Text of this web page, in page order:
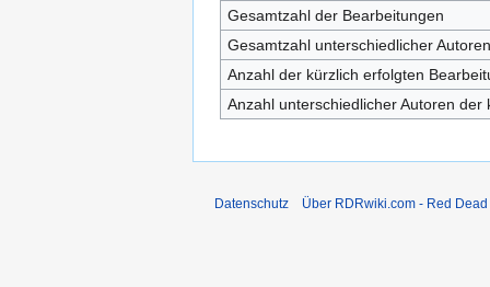
Gesamtzahl der Bearbeitungen
Gesamtzahl unterschiedlicher Autoren
Anzahl der kürzlich erfolgten
Anzahl unterschiedlicher Autoren
Datenschutz Über RDRwiki.com - Red